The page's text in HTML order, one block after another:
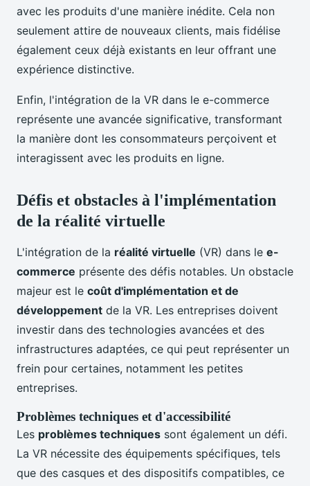
avec les produits d'une manière inédite. Cela non
seulement attire de nouveaux clients, mais fidélise
également ceux déjà existants en leur offrant une
expérience distinctive.
Enfin, l'intégration de la VR dans le e-commerce
représente une avancée significative, transformant
la manière dont les consommateurs perçoivent et
interagissent avec les produits en ligne.
Défis et obstacles à l'implémentation
de la réalité virtuelle
L'intégration de la réalité virtuelle (VR) dans le e-
commerce présente des défis notables. Un obstacle
majeur est le coût d'implémentation et de
développement de la VR. Les entreprises doivent
investir dans des technologies avancées et des
infrastructures adaptées, ce qui peut représenter un
frein pour certaines, notamment les petites
entreprises.
Problèmes techniques et d'accessibilité
Les problèmes techniques sont également un défi.
La VR nécessite des équipements spécifiques, tels
que des casques et des dispositifs compatibles, ce